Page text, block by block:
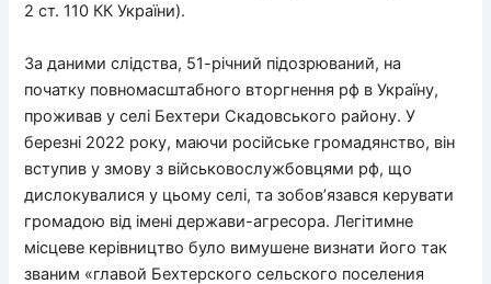
2 ст. 110 КК України).
За даними слідства, 51-річний підозрюваний, на
початку повномасштабного вторгнення рф в Україну,
проживав у селі Бехтери Скадовського району. У
березні 2022 року, маючи російське громадянство, він
вступив у змову з військовослужбовцями рф, що
дислокувалися у цьому селі, та зобов’язався керувати
громадою від імені держави-агресора. Легітимне
місцеве керівництво було вимушене визнати його так
званим «главой Бехтерского сельского поселения